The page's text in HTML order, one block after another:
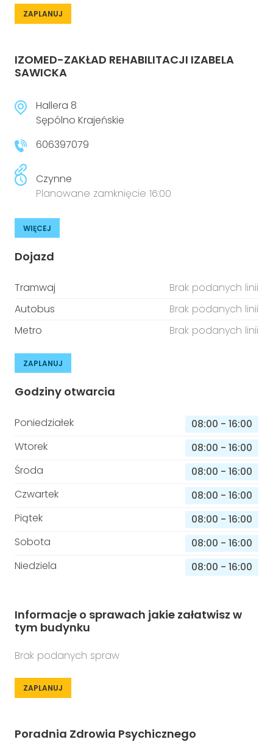
ZAPLANUJ
IZOMED-ZAKŁAD REHABILITACJI IZABELA
SAWICKA
Hallera 8
Sępólno Krajeńskie
606397079
Czynne
Planowane zamknięcie 16:00
WIĘCEJ
Dojazd
Tramwaj
Brak podanych linii
Autobus
Brak podanych linii
Metro
Brak podanych linii
ZAPLANUJ
Godziny otwarcia
Poniedziałek 08:00 - 16:00
Wtorek
08:00 - 16:00
Środa
08:00 - 16:00
Czwartek
08:00 - 16:00
Piątek
08:00 - 16:00
Sobota
08:00 - 16:00
Niedziela
08:00 - 16:00
Informacje o sprawach jakie załatwisz w
tym budynku
Brak podanych spraw
ZAPLANUJ
Poradnia Zdrowia Psychicznego